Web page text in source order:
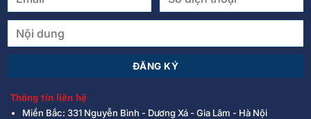
Thông tin liên hệ
Miền Bắc: 331 Nguyễn Bình - Dương Xá - Gia Lâm - Hà Nội